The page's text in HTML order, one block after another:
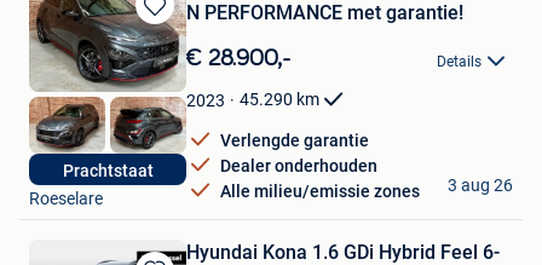
Bewaren
in
Mijn
Favorieten
Prachtstaat
N PERFORMANCE met garantie!
€ 28.900,- Details
2023 45.290 km
Verlengde garantie
Dealer onderhouden
Alle milieu/emissie zones
Christof
Roeselare
3 aug 26
Hyundai Kona 1.6 GDi Hybrid Feel 6-